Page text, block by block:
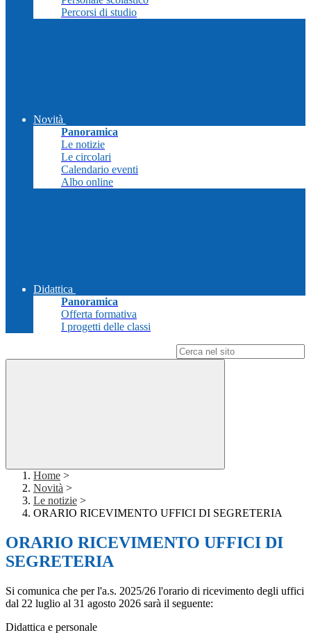
Percorsi di studio
Novità
Panoramica
Le notizie
Le circolari
Calendario eventi
Albo online
Didattica
Panoramica
Offerta formativa
I progetti delle classi
Home >
Novità >
Le notizie >
ORARIO RICEVIMENTO UFFICI DI SEGRETERIA
ORARIO RICEVIMENTO UFFICI DI
SEGRETERIA
Si comunica che per l'a.s. 2025/26 l'orario di ricevimento degli uffici
dal 22 luglio al 31 agosto 2026 sarà il seguente:
Didattica e personale